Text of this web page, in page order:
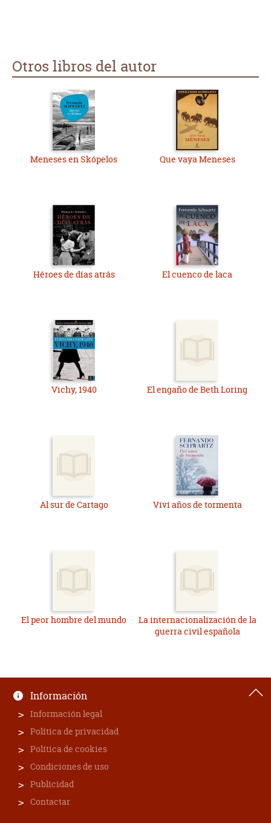
Otros libros del autor
Meneses en Skópelos Que vaya Meneses
Héroes de días atrás El cuenco de laca
Vichy, 1940 El engaño de Beth Loring
Al sur de Cartago Viví años de tormenta
El peor hombre del mundo
La internacionalización de la
guerra civil española
Información
Información legal
Política de privacidad
Política de cookies
Condiciones de uso
Publicidad
Contactar